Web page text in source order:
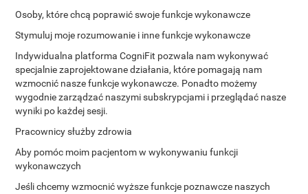
Osoby, które chcą poprawić swoje funkcje wykonawcze
Stymuluj moje rozumowanie i inne funkcje wykonawcze
Indywidualna platforma CogniFit pozwala nam wykonywać
specjalnie zaprojektowane działania, które pomagają nam
wzmocnić nasze funkcje wykonawcze. Ponadto możemy
wygodnie zarządzać naszymi subskrypcjami i przeglądać nasze
wyniki po każdej sesji.
Pracownicy służby zdrowia
Aby pomóc moim pacjentom w wykonywaniu funkcji
wykonawczych
Jeśli chcemy wzmocnić wyższe funkcje poznawcze naszych